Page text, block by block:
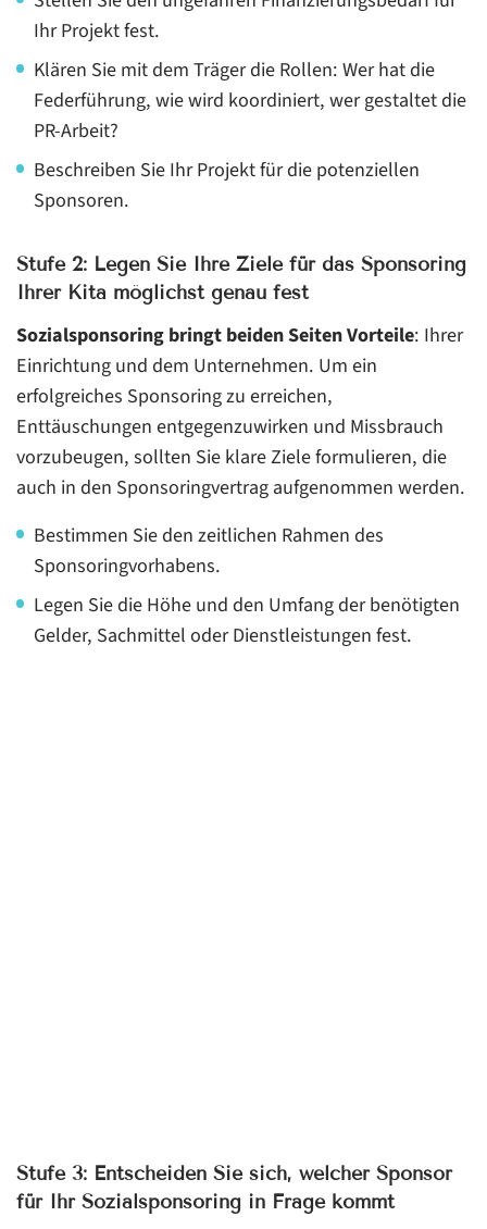
Ihr Projekt fest.
Klären Sie mit dem Träger die Rollen: Wer hat die
Federführung, wie wird koordiniert, wer gestaltet die
PR-Arbeit?
Beschreiben Sie Ihr Projekt für die potenziellen
Sponsoren.
Stufe 2: Legen Sie Ihre Ziele für das Sponsoring
Ihrer Kita möglichst genau fest
Sozialsponsoring bringt beiden Seiten Vorteile: Ihrer
Einrichtung und dem Unternehmen. Um ein
erfolgreiches Sponsoring zu erreichen,
Enttäuschungen entgegenzuwirken und Missbrauch
vorzubeugen, sollten Sie klare Ziele formulieren, die
auch in den Sponsoringvertrag aufgenommen werden.
Bestimmen Sie den zeitlichen Rahmen des
Sponsoringvorhabens.
Legen Sie die Höhe und den Umfang der benötigten
Gelder, Sachmittel oder Dienstleistungen fest.
Stufe 3: Entscheiden Sie sich, welcher Sponsor
für Ihr Sozialsponsoring in Frage kommt